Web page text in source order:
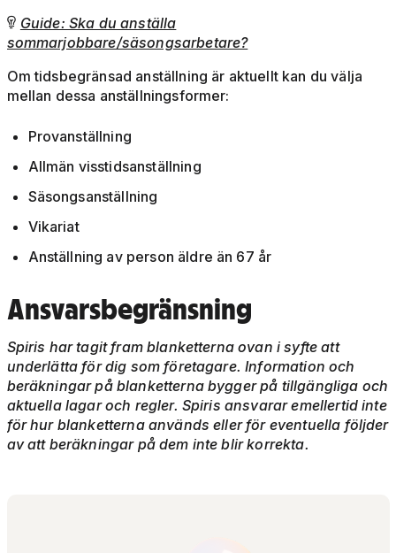
 Guide: Ska du anställa
sommarjobbare/säsongsarbetare?
Om tidsbegränsad anställning är aktuellt kan du välja
mellan dessa anställningsformer:
Provanställning
Allmän visstidsanställning
Säsongsanställning
Vikariat
Anställning av person äldre än 67 år
Ansvarsbegränsning
Spiris har tagit fram blanketterna ovan i syfte att
underlätta för dig som företagare. Information och
beräkningar på blanketterna bygger på tillgängliga och
aktuella lagar och regler. Spiris ansvarar emellertid inte
för hur blanketterna används eller för eventuella följder
av att beräkningar på dem inte blir korrekta.